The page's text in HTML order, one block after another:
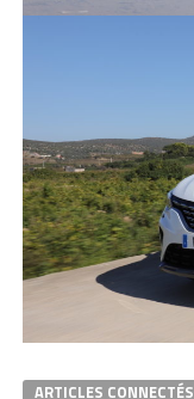
ARTICLES CONNECTÉS